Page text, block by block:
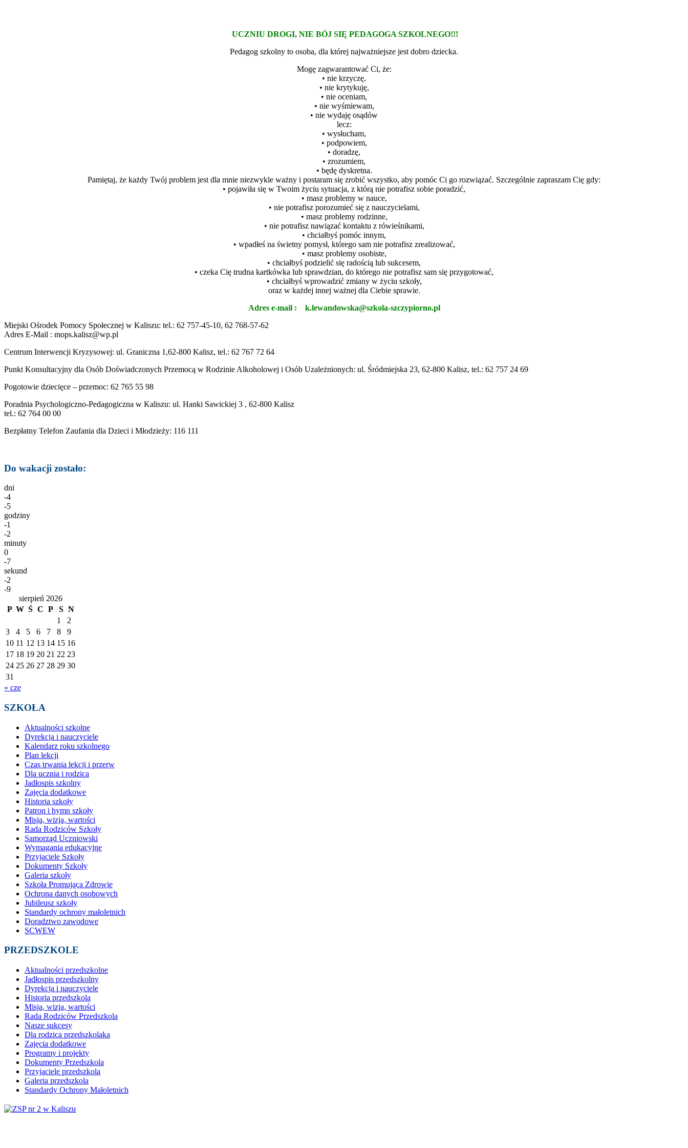
UCZNIU DROGI, NIE BÓJ SIĘ PEDAGOGA SZKOLNEGO!!!
Pedagog szkolny to osoba, dla której najważniejsze jest dobro dziecka.
Mogę zagwarantować Ci, że:
• nie krzyczę,
• nie krytykuję,
• nie oceniam,
• nie wyśmiewam,
• nie wydaję osądów
lecz:
• wysłucham,
• podpowiem,
• doradzę,
• zrozumiem,
• będę dyskretna.
Pamiętaj, że każdy Twój problem jest dla mnie niezwykle ważny i postaram się zrobić wszystko, aby pomóc Ci go rozwiązać. Szczególnie zapraszam Cię gdy:
• pojawiła się w Twoim życiu sytuacja, z którą nie potrafisz sobie poradzić,
• masz problemy w nauce,
• nie potrafisz porozumieć się z nauczycielami,
• masz problemy rodzinne,
• nie potrafisz nawiązać kontaktu z rówieśnikami,
• chciałbyś pomóc innym,
• wpadłeś na świetny pomysł, którego sam nie potrafisz zrealizować,
• masz problemy osobiste,
• chciałbyś podzielić się radością lub sukcesem,
• czeka Cię trudna kartkówka lub sprawdzian, do którego nie potrafisz sam się przygotować,
• chciałbyś wprowadzić zmiany w życiu szkoły,
oraz w każdej innej ważnej dla Ciebie sprawie.
Adres e-mail : k.lewandowska@szkola-szczypiorno.pl
Miejski Ośrodek Pomocy Społecznej w Kaliszu: tel.: 62 757-45-10, 62 768-57-62
Adres E-Mail : mops.kalisz@wp.pl
Centrum Interwencji Kryzysowej: ul. Graniczna 1,62-800 Kalisz, tel.: 62 767 72 64
Punkt Konsultacyjny dla Osób Doświadczonych Przemocą w Rodzinie Alkoholowej i Osób Uzależnionych: ul. Śródmiejska 23, 62-800 Kalisz, tel.: 62 757 24 69
Pogotowie dziecięce – przemoc: 62 765 55 98
Poradnia Psychologiczno-Pedagogiczna w Kaliszu: ul. Hanki Sawickiej 3 , 62-800 Kalisz
tel.: 62 764 00 00
Bezpłatny Telefon Zaufania dla Dzieci i Młodzieży: 116 111
Do wakacji zostało:
dni
-4
-5
godziny
-1
-2
minuty
0
-7
sekund
-2
-9
sierpień 2026
P W Ś C P S N
1
2
3
4 5 6 7 8
9
10 11 12 13 14 15 16
17 18 19 20 21 22 23
24 25 26 27 28 29 30
31
« cze
SZKOŁA
Aktualności szkolne
Dyrekcja i nauczyciele
Kalendarz roku szkolnego
Plan lekcji
Czas trwania lekcji i przerw
Dla ucznia i rodzica
Jadłospis szkolny
Zajęcia dodatkowe
Historia szkoły
Patron i hymn szkoły
Misja, wizja, wartości
Rada Rodziców Szkoły
Samorząd Uczniowski
Wymagania edukacyjne
Przyjaciele Szkoły
Dokumenty Szkoły
Galeria szkoły
Szkoła Promująca Zdrowie
Ochrona danych osobowych
Jubileusz szkoły
Standardy ochrony małoletnich
Doradztwo zawodowe
SCWEW
PRZEDSZKOLE
Aktualności przedszkolne
Jadłospis przedszkolny
Dyrekcja i nauczyciele
Historia przedszkola
Misja, wizja, wartości
Rada Rodziców Przedszkola
Nasze sukcesy
Dla rodzica przedszkolaka
Zajęcia dodatkowe
Programy i projekty
Dokumenty Przedszkola
Przyjaciele przedszkola
Galeria przedszkola
Standardy Ochrony Małoletnich